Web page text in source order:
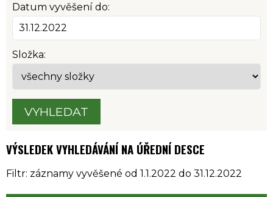
Datum vyvěšení do:
Složka:
VYHLEDAT
VÝSLEDEK VYHLEDÁVÁNÍ NA ÚŘEDNÍ DESCE
Filtr: záznamy vyvěšené od 1.1.2022 do 31.12.2022